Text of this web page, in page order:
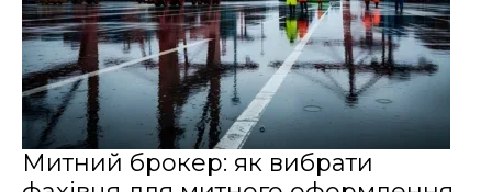
Митний брокер: як вибрати